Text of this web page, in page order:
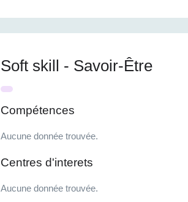
Soft skill - Savoir-Être
Compétences
Aucune donnée trouvée.
Centres d'interets
Aucune donnée trouvée.